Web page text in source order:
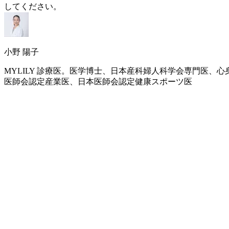
してください。
小野 陽子
MYLILY 診療医。医学博士、日本産科婦人科学会専門医、
医師会認定産業医、日本医師会認定健康スポーツ医